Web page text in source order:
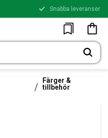
Snabba leveranser
Favoriter
Färger &
tillbehör